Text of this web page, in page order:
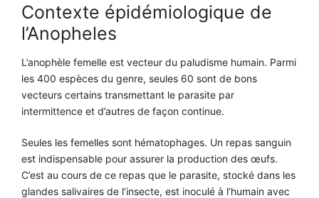
Contexte épidémiologique de
l’Anopheles
L’anophèle femelle est vecteur du paludisme humain. Parmi
les 400 espèces du genre, seules 60 sont de bons
vecteurs certains transmettant le parasite par
intermittence et d’autres de façon continue.
Seules les femelles sont hématophages. Un repas sanguin
est indispensable pour assurer la production des œufs.
C’est au cours de ce repas que le parasite, stocké dans les
glandes salivaires de l’insecte, est inoculé à l’humain avec